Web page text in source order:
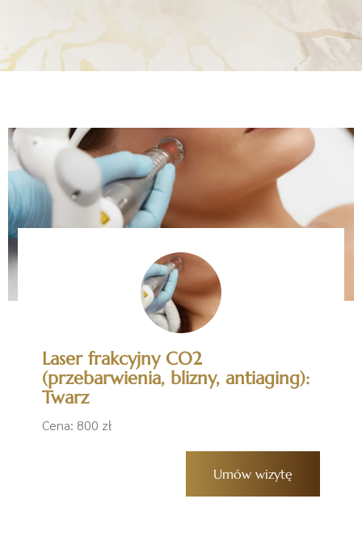
Laser frakcyjny CO2
(przebarwienia, blizny, antiaging):
Twarz
Cena: 800 zł
Umów wizytę